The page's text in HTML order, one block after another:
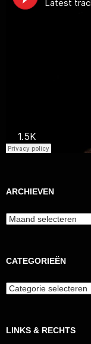
ARCHIEVEN
Archieven
CATEGORIEËN
Categorieën
LINKS & RECHTS